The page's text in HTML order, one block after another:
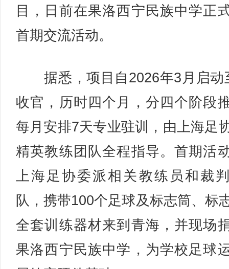
目，日前在果洛西宁民族中学正
首期交流活动。
据悉，项目自2026年3月启动
收官，历时四个月，分四个阶段
每月安排7天专业驻训，由上海足
精英教练团队全程指导。首期活
上海足协委派相关教练员和裁
队，携带100个足球及标志筒、标
全套训练器材来到青海，并现场
果洛西宁民族中学，为学校足球